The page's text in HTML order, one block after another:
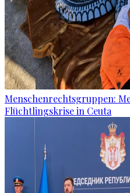
Menschenrechtsgruppen:
Flüchtlingskrise in Ceuta